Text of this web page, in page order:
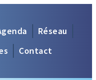
Réseau
Contact